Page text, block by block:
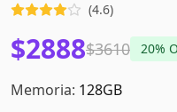
(4.6)
$2888$3610 20%
Memoria: 128GB